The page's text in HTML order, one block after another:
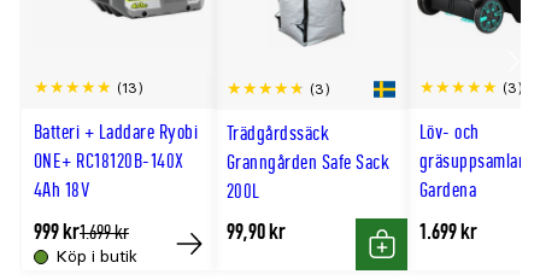
Batterisystem
18V ONE+
Standardmotor
Lufthastighet
Upp till 161km/h
Luftvolym
Upp till 9,9m³/min
Hastighetsreglering
Variabel avtryckare
Munstycke
Avtagbart
Batteri
1 x 4,0Ah ONE+
Laddare
Ingår
Batteri + Laddare Ryobi
ONE+ RC18120B-140X
4Ah 18V
(13)
Köp i butik
999 krTidligere
lägsta
pris
1.699 kr
Tillfälligt
Trädgårdssäck
Granngården Safe Sack
200L
(3)
99,90 kr
Köp
Löv- och
gräsuppsamlare
Gardena
(3)
1.699 kr